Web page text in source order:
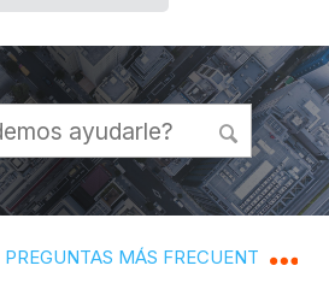
jerarquía global
PREGUNTAS MÁS FRECUENTES